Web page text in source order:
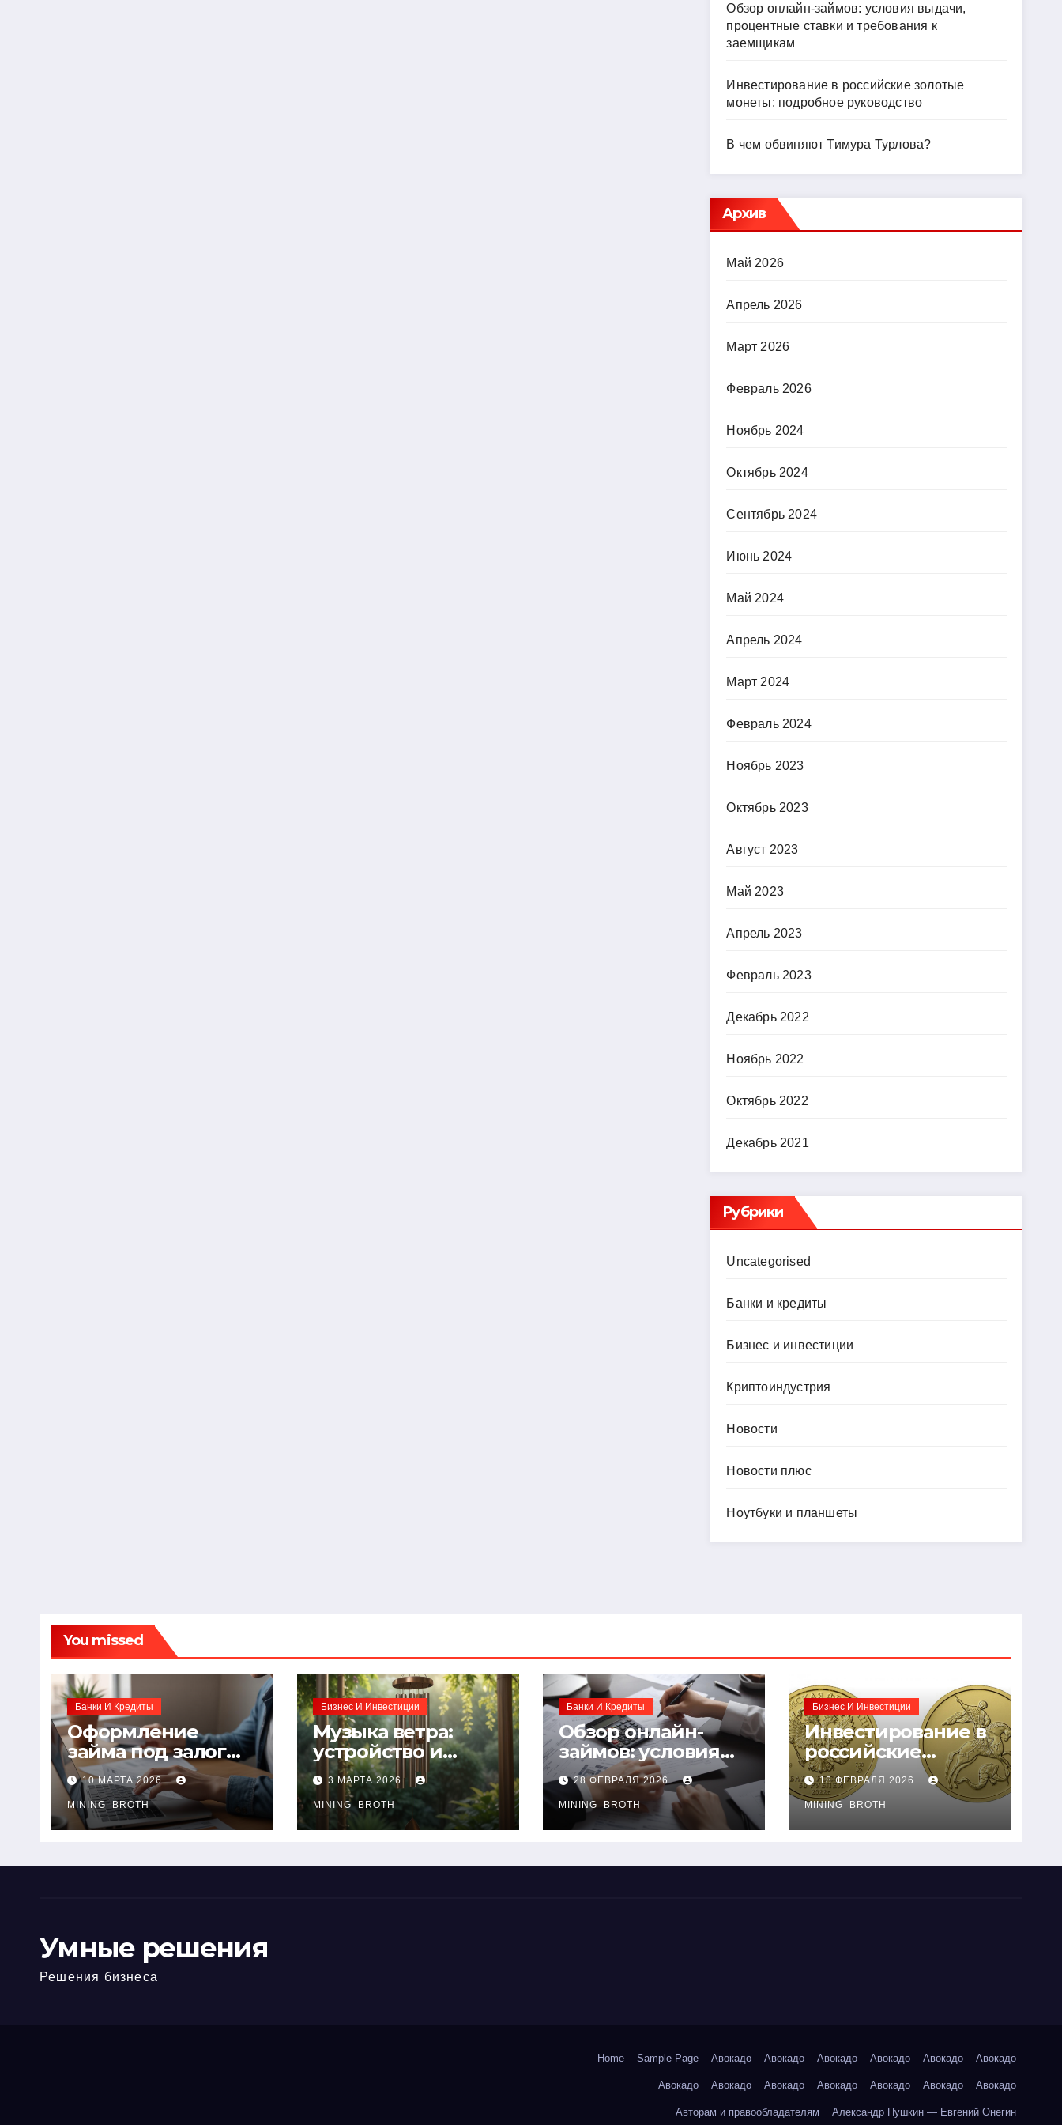
Обзор онлайн-займов: условия выдачи,
процентные ставки и требования к
заемщикам
Инвестирование в российские золотые
монеты: подробное руководство
В чем обвиняют Тимура Турлова?
Архив
Май 2026
Апрель 2026
Март 2026
Февраль 2026
Ноябрь 2024
Октябрь 2024
Сентябрь 2024
Июнь 2024
Май 2024
Апрель 2024
Март 2024
Февраль 2024
Ноябрь 2023
Октябрь 2023
Август 2023
Май 2023
Апрель 2023
Февраль 2023
Декабрь 2022
Ноябрь 2022
Октябрь 2022
Декабрь 2021
Рубрики
Uncategorised
Банки и кредиты
Бизнес и инвестиции
Криптоиндустрия
Новости
Новости плюс
Ноутбуки и планшеты
You missed
Банки И Кредиты
Оформление
займа под залог
ПТС онлайн на
карту без визита в
офис: порядок,
требования и
10 МАРТА 2026
MINING_BROTH
Бизнес И Инвестиции
Музыка ветра:
устройство и
принципы
звучания
колокольчиков
3 МАРТА 2026
MINING_BROTH
Банки И Кредиты
Обзор онлайн-
займов: условия
выдачи,
процентные
ставки и
требования к
28 ФЕВРАЛЯ 2026
MINING_BROTH
Бизнес И Инвестиции
Инвестирование в
российские
золотые монеты:
подробное
руководство
18 ФЕВРАЛЯ 2026
MINING_BROTH
Умные решения
Решения бизнеса
Home Sample Page Авокадо Авокадо Авокадо Авокадо Авокадо Авокадо
Авокадо Авокадо Авокадо Авокадо Авокадо Авокадо Авокадо
Авторам и правообладателям Александр Пушкин — Евгений Онегин